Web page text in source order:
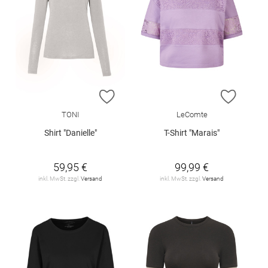
ZUR WUNSCHLISTE HINZUFÜGEN
TONI
Shirt "Danielle"
59,95 €
inkl. MwSt. zzgl. Versand
ZUR
LeComte
T-Shirt "Marais"
99,99 €
inkl. MwSt. zzgl. Versand